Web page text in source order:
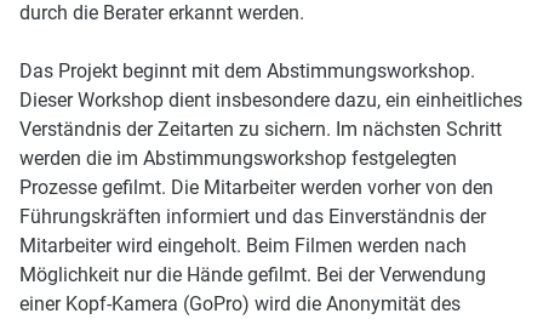
durch die Berater erkannt werden.
Das Projekt beginnt mit dem Abstimmungsworkshop.
Dieser Workshop dient insbesondere dazu, ein einheitliches
Verständnis der Zeitarten zu sichern. Im nächsten Schritt
werden die im Abstimmungsworkshop festgelegten
Prozesse gefilmt. Die Mitarbeiter werden vorher von den
Führungskräften informiert und das Einverständnis der
Mitarbeiter wird eingeholt. Beim Filmen werden nach
Möglichkeit nur die Hände gefilmt. Bei der Verwendung
einer Kopf-Kamera (GoPro) wird die Anonymität des